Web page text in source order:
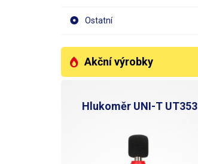
Ostatní
Akční výrobky
Hlukoměr UNI-T UT353